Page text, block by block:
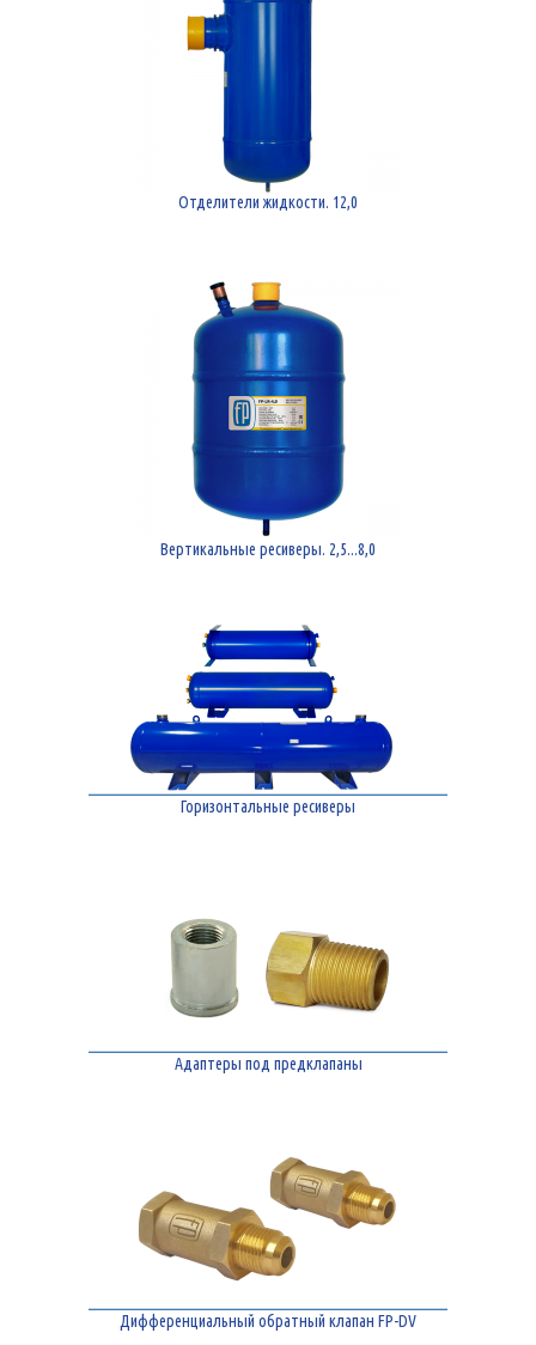
Отделители жидкости. 12,0
Вертикальные ресиверы. 2,5...8,0
Горизонтальные ресиверы
Адаптеры под предклапаны
Дифференциальный обратный клапан FP-DV